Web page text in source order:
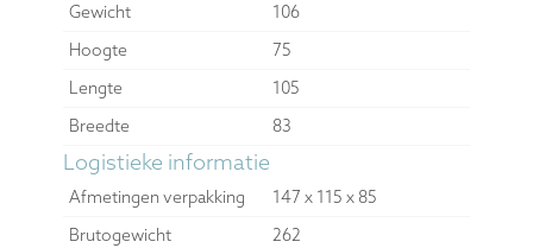
Gewicht
106
Hoogte
75
Lengte
105
Breedte
83
Logistieke informatie
Afmetingen verpakking
147 x 115 x 85
Brutogewicht
262